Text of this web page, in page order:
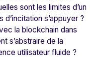
sont les limites d’un
s’appuyer ?
la blockchain dans
s’abstraire de la
utilisateur fluide ?